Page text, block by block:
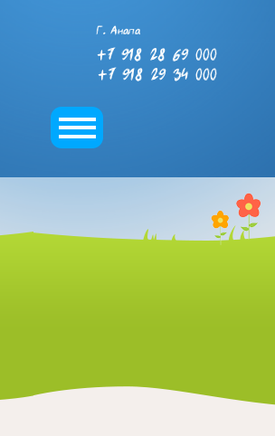
Г. Анапа
+7 918 28 69 000
+7 918 29 34 000